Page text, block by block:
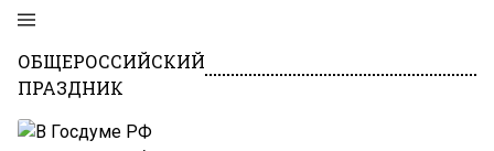
ОБЩЕРОССИЙСКИЙ
ПРАЗДНИК